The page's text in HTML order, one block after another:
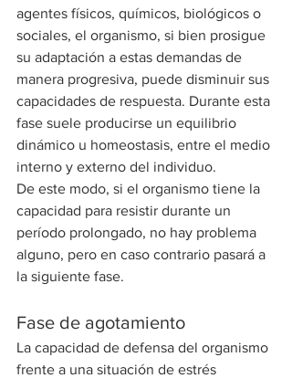
agentes físicos, químicos, biológicos o
sociales, el organismo, si bien prosigue
su adaptación a estas demandas de
manera progresiva, puede disminuir sus
capacidades de respuesta. Durante esta
fase suele producirse un equilibrio
dinámico u homeostasis, entre el medio
interno y externo del individuo.
De este modo, si el organismo tiene la
capacidad para resistir durante un
período prolongado, no hay problema
alguno, pero en caso contrario pasará a
la siguiente fase.
Fase de agotamiento
La capacidad de defensa del organismo
frente a una situación de estrés